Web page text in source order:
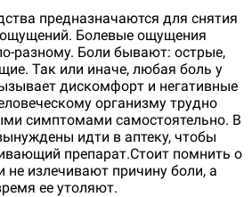
предназначаются для снятия
Болевые ощущения
разному. Боли бывают: острые,
Так или иначе, любая боль у
дискомфорт и негативные
организму трудно
симптомами самостоятельно. В
идти в аптеку, чтобы
препарат.Стоит помнить о
не излечивают причину боли, а
ее утоляют.